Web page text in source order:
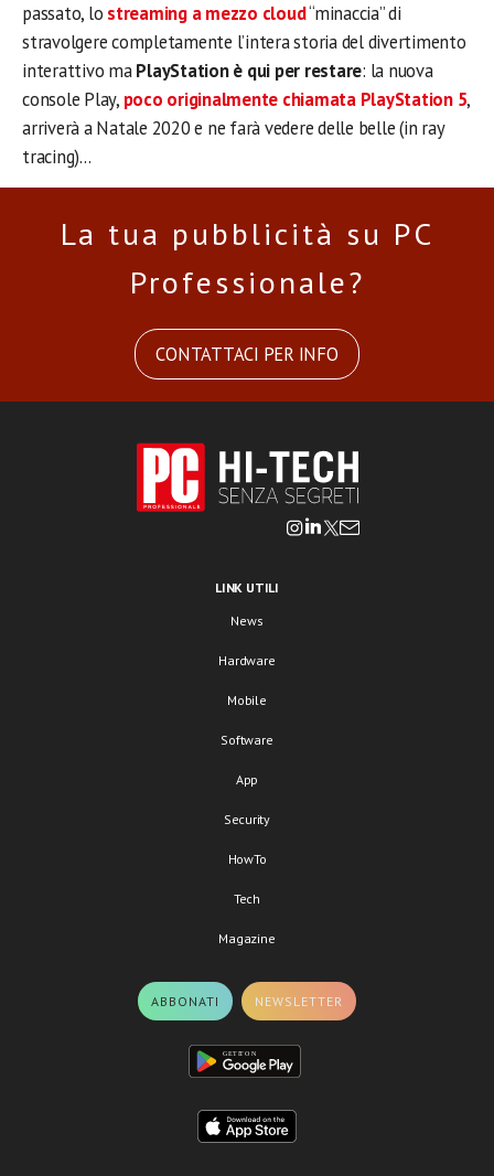
passato, lo streaming a mezzo cloud“minaccia” di
stravolgere completamente l’intera storia del divertimento
interattivo maPlayStation è qui per restare: la nuova
console Play, poco originalmente chiamata PlayStation 5,
arriverà a Natale 2020 e ne farà vedere delle belle (in ray
tracing)…
La tua pubblicità su PC
Professionale?
CONTATTACI PER INFO
LINK UTILI
News
Hardware
Mobile
Software
App
Security
HowTo
Tech
Magazine
ABBONATI NEWSLETTER